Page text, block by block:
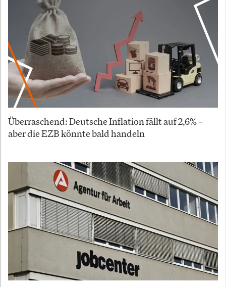
Überraschend: Deutsche Inflation fällt auf 2,6% –
aber die EZB könnte bald handeln